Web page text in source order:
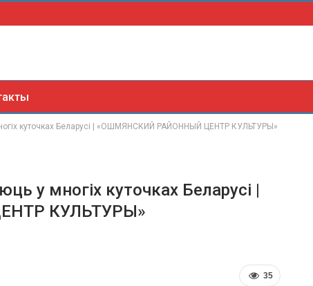
куточках Беларусі | «ОШМЯНСКИЙ РАЙОННЫЙ ЦЕНТР КУЛЬТУРЫ»
у многіх куточках Беларусі |
КУЛЬТУРЫ»
35